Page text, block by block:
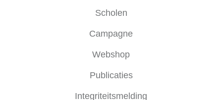
Scholen
Campagne
Webshop
Publicaties
Integriteitsmelding